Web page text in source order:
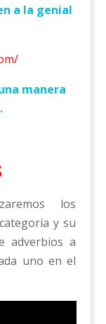
a la genial
manera
los
y su
adverbios a
uno en el